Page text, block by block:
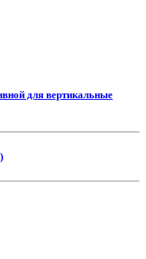
для вертикальные